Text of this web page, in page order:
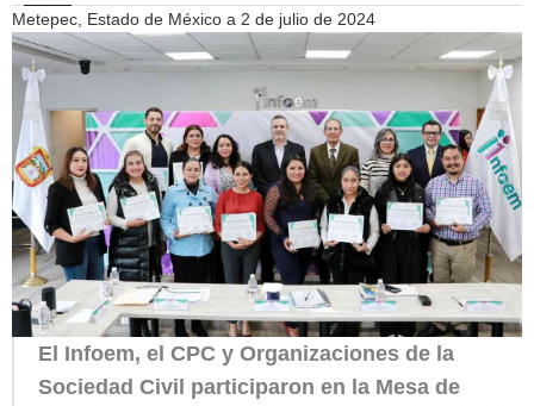
Metepec, Estado de México a 2 de julio de 2024
El Infoem, el CPC y Organizaciones de la
Sociedad Civil participaron en la Mesa de